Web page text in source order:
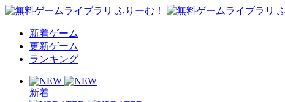
新着ゲーム
更新ゲーム
ランキング
新着